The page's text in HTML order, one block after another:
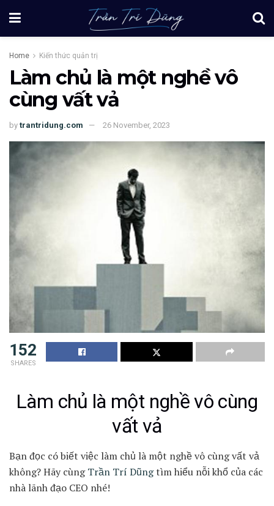
Home Kiến thức quản trị
Làm chủ là một nghề vô
cùng vất vả
by trantridung.com 26 November, 2023
152
SHARES
Làm chủ là một nghề vô cùng
vất vả
Bạn đọc có biết việc làm chủ là một nghề vô cùng vất vả
không? Hãy cùngTrần Trí Dũngtìm hiểu nỗi khổ của các
nhà lãnh đạo CEO nhé!